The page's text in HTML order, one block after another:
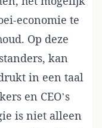
economie te
Op deze
, kan
in een taal
en CEO’s
is niet alleen